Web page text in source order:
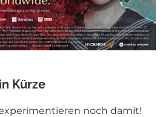
Kürze
noch damit!